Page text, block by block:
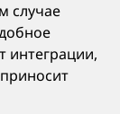
случае
интеграции,